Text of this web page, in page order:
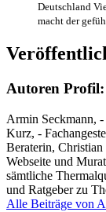
Deutschland
macht der
Autoren Profil:
Armin Seckmann,
Kurz, -
Beraterin,
Webseite und
sämtliche
und Ratgeber zu
Alle Beiträge von